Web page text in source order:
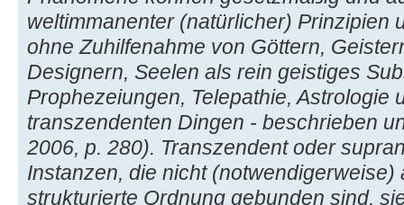
weltimmanenter (natürlicher) Prinzipien
ohne Zuhilfenahme von Göttern,
Designern, Seelen als rein geistiges
Prophezeiungen, Telepathie, Astrologie
transzendenten Dingen - beschrieben
2006, p. 280). Transzendent oder
Instanzen, die nicht
strukturierte Ordnung gebunden sind,